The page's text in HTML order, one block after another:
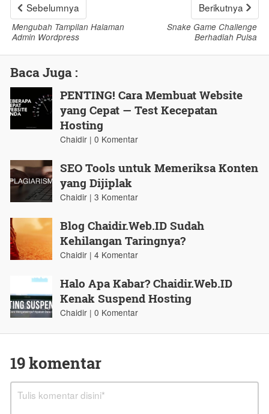
Sebelumnya Berikutnya
Mengubah Tampilan Halaman
Admin Wordpress
Snake Game Challenge
Berhadiah Pulsa
Baca Juga :
PENTING! Cara Membuat Website
yang Cepat — Test Kecepatan
Hosting
Chaidir | 0 Komentar
SEO Tools untuk Memeriksa Konten
yang Dijiplak
Chaidir | 3 Komentar
Blog Chaidir.Web.ID Sudah
Kehilangan Taringnya?
Chaidir | 4 Komentar
Halo Apa Kabar? Chaidir.Web.ID
Kenak Suspend Hosting
Chaidir | 0 Komentar
19 komentar